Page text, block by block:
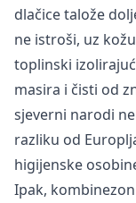
dlačice talože
ne istroši, uz
toplinski
masira i čisti od
sjeverni narodi
razliku od
higijenske
Ipak,